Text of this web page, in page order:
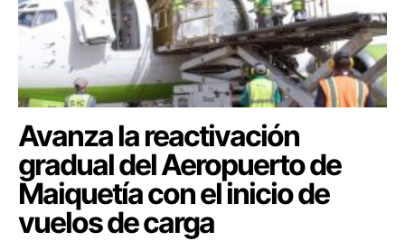
Avanza la reactivación
gradual del Aeropuerto de
Maiquetía con el inicio de
vuelos de carga